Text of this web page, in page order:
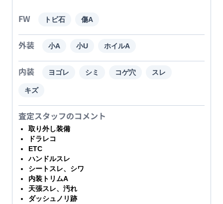
FW トビ石 傷A
外装 小A 小U ホイルA
内装 ヨゴレ シミ コゲ穴 スレ
キズ
査定スタッフのコメント
取り外し装備
ドラレコ
ETC
ハンドルスレ
シートスレ、シワ
内装トリムA
天張スレ、汚れ
ダッシュノリ跡